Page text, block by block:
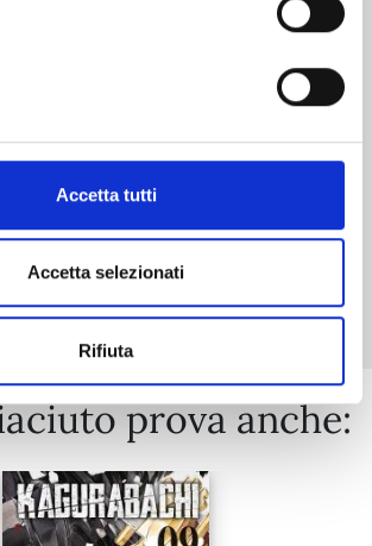
Accetta tutti
Accetta selezionati
Rifiuta
Mostra tutto
prova anche: